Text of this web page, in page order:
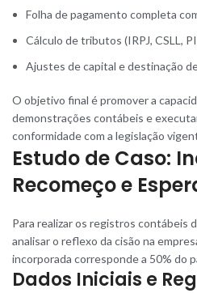
Folha de pagamento completa
Cálculo de tributos (IRPJ, CSLL,
Ajustes de capital e destinação
O objetivo final é promover a
demonstrações contábeis e
conformidade com a legislação
Estudo de Caso:
Recomeço e
Para realizar os registros contábeis
analisar o reflexo da cisão na
incorporada corresponde a 50% do
Dados Iniciais e